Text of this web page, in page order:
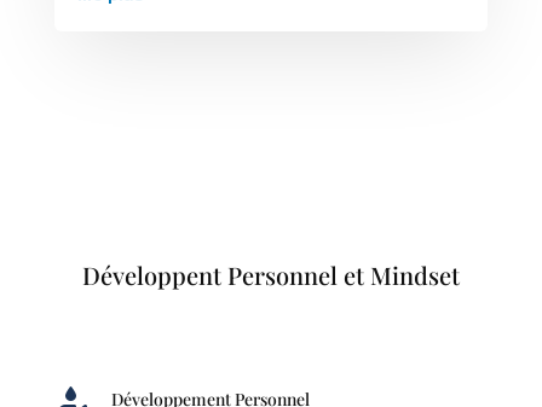
Développent Personnel et Mindset
Développement Personnel